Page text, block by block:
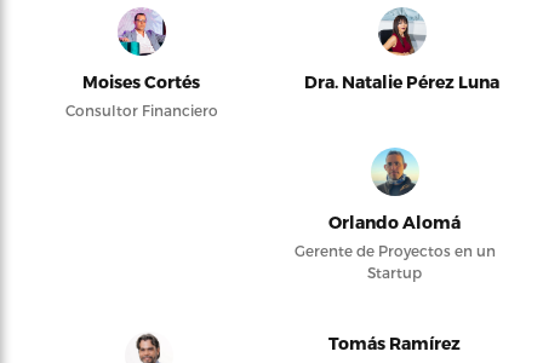
Moises Cortés
Consultor Financiero
Dra. Natalie Pérez Luna
Orlando Alomá
Gerente de Proyectos en un
Startup
Tomás Ramírez